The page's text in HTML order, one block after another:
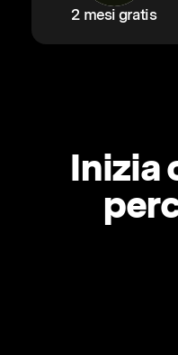
2 mesi gratis
Inizia